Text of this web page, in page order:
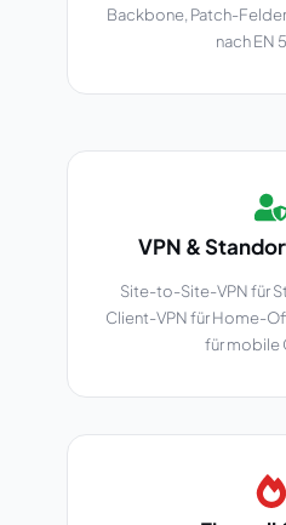
Backbone, Patch-
nach EN
VPN &
Site-to-Site-VPN für
Client-VPN für Home-
für mobile